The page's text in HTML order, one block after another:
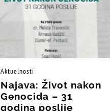
Aktuelnosti
Najava: Život nakon
Genocida – 31
godina poslije